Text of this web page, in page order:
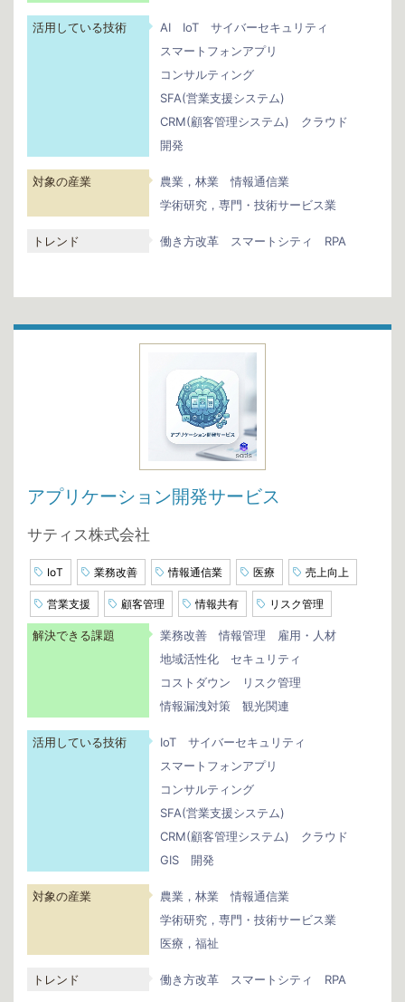
活用している技術 AI IoT
サイバーセキュリティ
スマートフォンアプリ
コンサルティング
SFA(営業支援システム)
CRM(顧客管理システム)
クラウド
開発
対象の産業 農業，林業
情報通信業
学術研究，専門・技術サービス業
トレンド 働き方改革 スマートシティ RPA
アプリケーション開発サービス
サティス株式会社
IoT 業務改善 情報通信業 医療 売上向上
営業支援 顧客管理 情報共有 リスク管理
解決できる課題 業務改善 情報管理
雇用・人材
地域活性化
セキュリティ
コストダウン
リスク管理
情報漏洩対策
観光関連
活用している技術 IoT
サイバーセキュリティ
スマートフォンアプリ
コンサルティング
SFA(営業支援システム)
CRM(顧客管理システム)
クラウド
GIS
開発
対象の産業 農業，林業
情報通信業
学術研究，専門・技術サービス業
医療，福祉
トレンド 働き方改革 スマートシティ RPA